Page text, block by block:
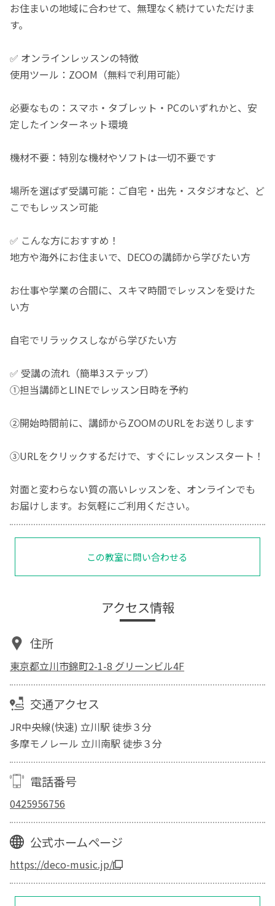
お住まいの地域に合わせて、無理なく続けていただけま
す。
✅ オンラインレッスンの特徴
使用ツール：ZOOM（無料で利用可能）
必要なもの：スマホ・タブレット・PCのいずれかと、安
定したインターネット環境
機材不要：特別な機材やソフトは一切不要です
場所を選ばず受講可能：ご自宅・出先・スタジオなど、ど
こでもレッスン可能
✅ こんな方におすすめ！
地方や海外にお住まいで、DECOの講師から学びたい方
お仕事や学業の合間に、スキマ時間でレッスンを受けた
い方
自宅でリラックスしながら学びたい方
✅ 受講の流れ（簡単3ステップ）
①担当講師とLINEでレッスン日時を予約
②開始時間前に、講師からZOOMのURLをお送りします
③URLをクリックするだけで、すぐにレッスンスタート！
対面と変わらない質の高いレッスンを、オンラインでも
お届けします。お気軽にご利用ください。
この教室に問い合わせる
アクセス情報
住所
東京都立川市錦町2-1-8 グリーンビル4F
交通アクセス
JR中央線(快速) 立川駅 徒歩３分
多摩モノレール 立川南駅 徒歩３分
電話番号
0425956756
公式ホームページ
https://deco-music.jp/